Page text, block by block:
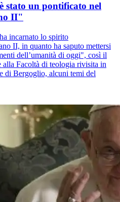
stato un pontificato nel
II"
incarnato lo spirito
II, in quanto ha saputo mettersi
dell’umanità di oggi", così il
Facoltà di teologia rivisita in
di Bergoglio, alcuni temi del